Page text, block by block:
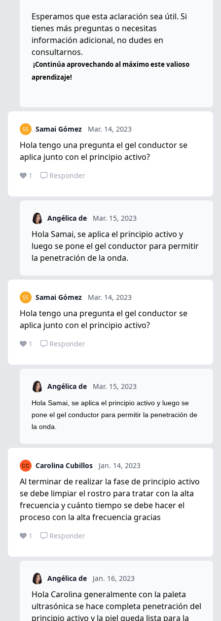
Esperamos que esta aclaración sea útil. Si
tienes más preguntas o necesitas
información adicional, no dudes en
consultarnos.
¡Continúa aprovechando al máximo este valioso
aprendizaje!
Samai Gómez Mar. 14, 2023
Hola tengo una pregunta el gel conductor se
aplica junto con el principio activo?
1 Responder
Angélica de Mar. 15, 2023
Hola Samai, se aplica el principio activo y
luego se pone el gel conductor para permitir
la penetración de la onda.
Samai Gómez Mar. 14, 2023
Hola tengo una pregunta el gel conductor se
aplica junto con el principio activo?
1 Responder
Angélica de Mar. 15, 2023
Hola Samai, se aplica el principio activo y luego se
pone el gel conductor para permitir la penetración de
la onda.
Carolina Cubillos Jan. 14, 2023
Al terminar de realizar la fase de principio activo
se debe limpiar el rostro para tratar con la alta
frecuencia y cuánto tiempo se debe hacer el
proceso con la alta frecuencia gracias
1 Responder
Angélica de Jan. 16, 2023
Hola Carolina generalmente con la paleta
ultrasónica se hace completa penetración del
principio activo y la piel queda lista para la